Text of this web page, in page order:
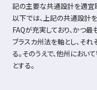
記の主要な共通設計を適宜
以下では、上記の共通設計
FAQが充実しており、かつ
ブラスカ州法を軸とし、そ
る。そのうえで、他州にお
とする。